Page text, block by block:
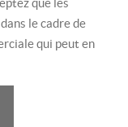
que les
le cadre de
qui peut en